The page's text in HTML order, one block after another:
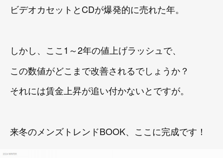
ビデオカセットとCDが爆発的に売れた年。
しかし、ここ1～2年の値上げラッシュで、
この数値がどこまで改善されるでしょうか？
それには賃金上昇が追い付かないとですが。
来冬のメンズトレンドBOOK、ここに完成です！